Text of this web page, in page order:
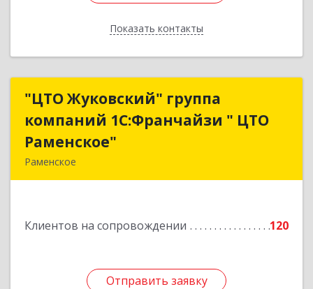
Показать контакты
Назад
"ЦТО Жуковский" группа
компаний 1С:Франчайзи " ЦТО
Раменское"
Раменское
Клиентов на сопровождении 120
Отправить заявку
"ЦТО Жуковский" группа
компаний 1С:Франчайзи " ЦТО
Подробнее
Отправить заявку